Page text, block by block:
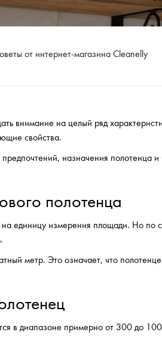
от интернет-магазина Cleanelly
внимание на целый ряд
свойства.
назначения полотенца
полотенца
единицу измерения площади. Но по
метр. Это означает, что
в диапазоне примерно от 300 до